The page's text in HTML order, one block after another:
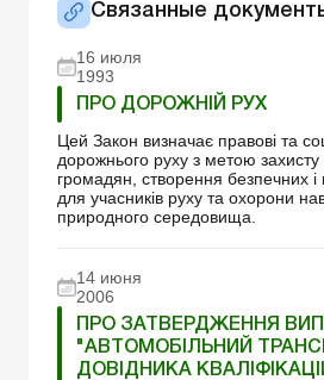
Связанные
16 июля
1993
ПРО ДОРОЖНІЙ РУХ
Цей Закон визначає правові та
дорожнього руху з метою
громадян, створення безпечних
для учасників руху та охорони
природного середовища.
14 июня
2006
ПРО ЗАТВЕРДЖЕННЯ
"АВТОМОБІЛЬНИЙ
ДОВІДНИКА